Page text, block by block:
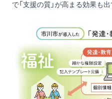
で「支援の質」が高まる効果も